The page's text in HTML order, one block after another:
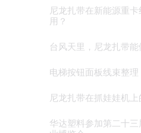
尼龙扎带在新能源重
用？
台风天里，尼龙扎带能
电梯按钮面板线束整
尼龙扎带在抓娃娃机
华达塑料参加第二十